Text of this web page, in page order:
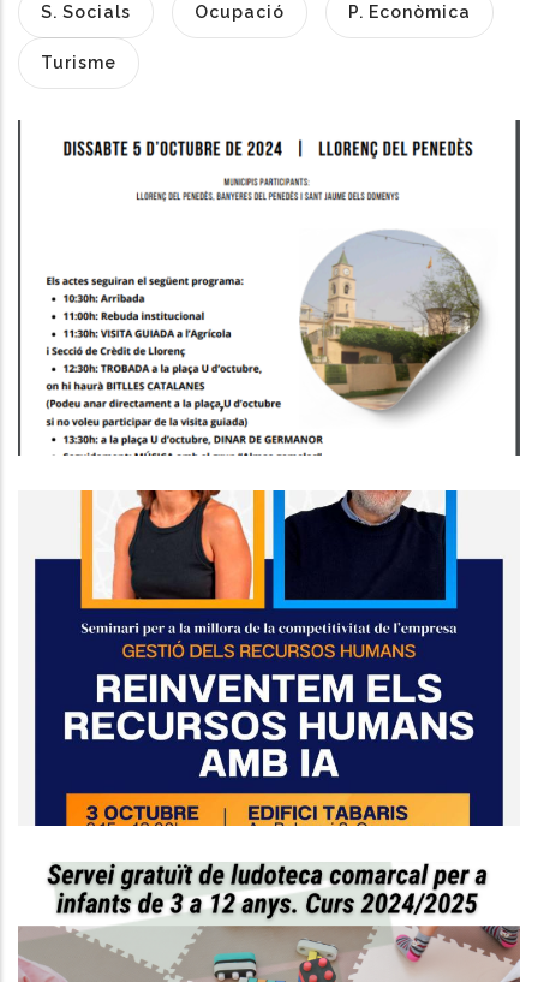
S. Socials Ocupació P. Econòmica
Turisme
TROBADA COMARCAL DE LA GENT
GRAN A LLORENÇ DEL PENEDÈS
Seminari Empresarial "Reinventem
Els Recursos Humans Amb IA"
Ocupació